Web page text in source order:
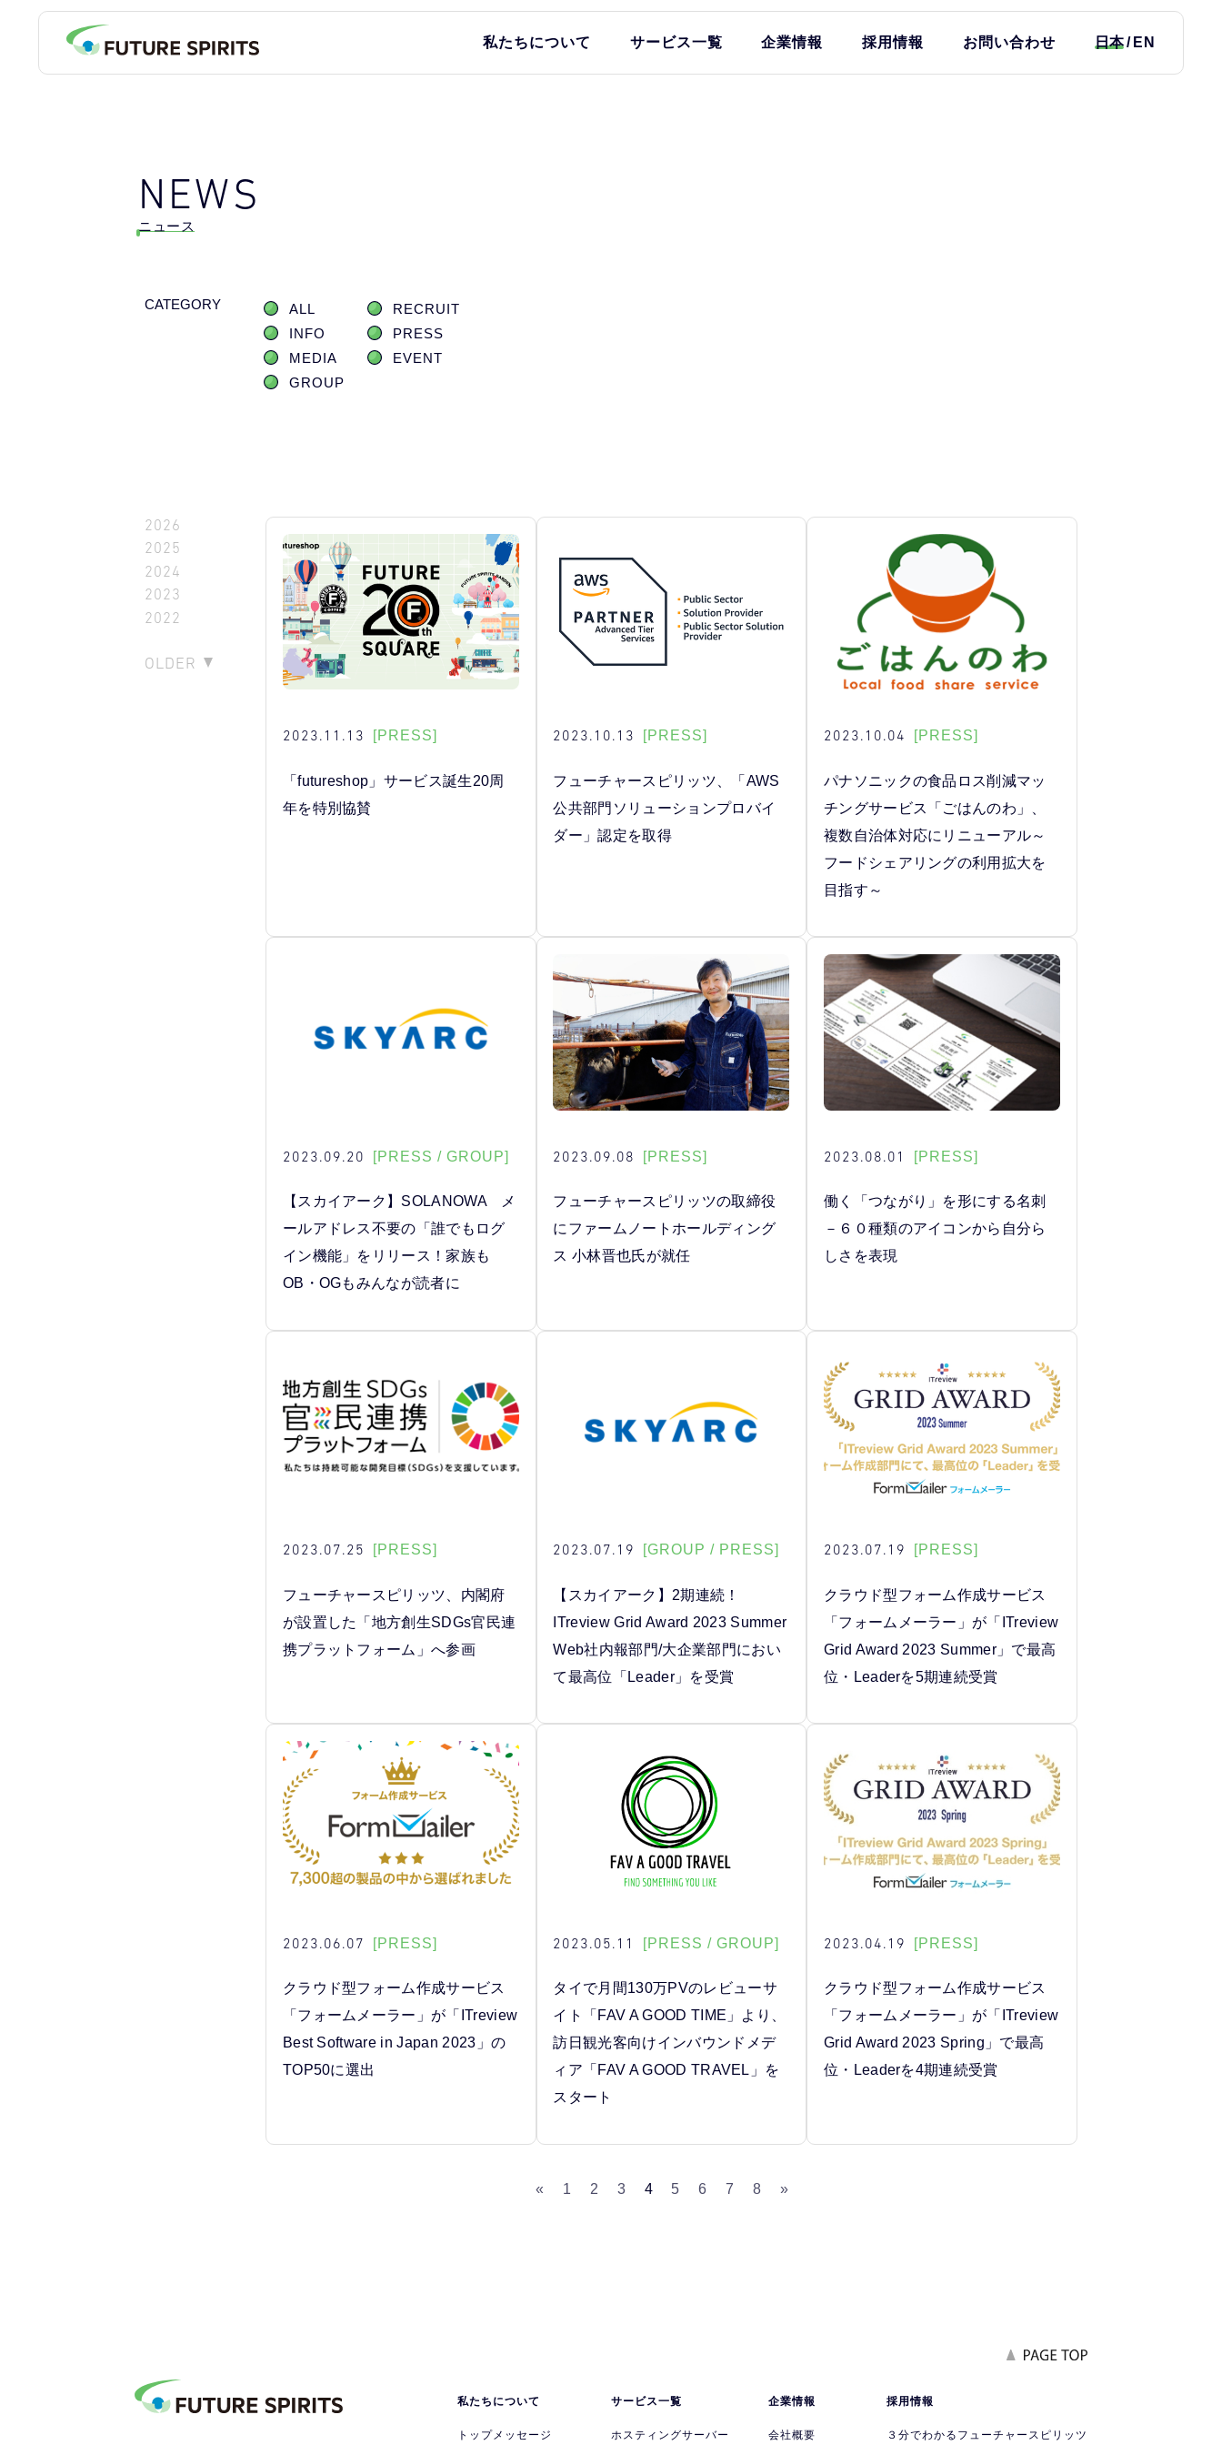
私たちについて サービス一覧 企業情報 採用情報 お問い合わせ 日本 EN
NEWS
ニュース
CATEGORY ALL
RECRUIT
INFO
PRESS
MEDIA
EVENT
GROUP
2026
2025
2024
2023
2022
OLDER
2023.11.13 [PRESS]
「futureshop」サービス誕生20周
年を特別協賛
2023.10.13 [PRESS]
フューチャースピリッツ、「AWS
公共部門ソリューションプロバイ
ダー」認定を取得
2023.10.04 [PRESS]
パナソニックの食品ロス削減マッ
チングサービス「ごはんのわ」、
複数自治体対応にリニューアル～
フードシェアリングの利用拡大を
目指す～
2023.09.20 [PRESS / GROUP]
【スカイアーク】SOLANOWA メ
ールアドレス不要の「誰でもログ
イン機能」をリリース！家族も
OB・OGもみんなが読者に
2023.09.08 [PRESS]
フューチャースピリッツの取締役
にファームノートホールディング
ス 小林晋也氏が就任
2023.08.01 [PRESS]
働く「つながり」を形にする名刺
－６０種類のアイコンから自分ら
しさを表現
2023.07.25 [PRESS]
フューチャースピリッツ、内閣府
が設置した「地方創生SDGs官民連
携プラットフォーム」へ参画
2023.07.19 [GROUP / PRESS]
【スカイアーク】2期連続！
ITreview Grid Award 2023 Summer
Web社内報部門/大企業部門におい
て最高位「Leader」を受賞
2023.07.19 [PRESS]
クラウド型フォーム作成サービス
「フォームメーラー」が「ITreview
Grid Award 2023 Summer」で最高
位・Leaderを5期連続受賞
2023.06.07 [PRESS]
クラウド型フォーム作成サービス
「フォームメーラー」が「ITreview
Best Software in Japan 2023」の
TOP50に選出
2023.05.11 [PRESS / GROUP]
タイで月間130万PVのレビューサ
イト「FAV A GOOD TIME」より、
訪日観光客向けインバウンドメデ
ィア「FAV A GOOD TRAVEL」を
スタート
2023.04.19 [PRESS]
クラウド型フォーム作成サービス
「フォームメーラー」が「ITreview
Grid Award 2023 Spring」で最高
位・Leaderを4期連続受賞
« 1 2 3 4 5 6 7 8 »
私たちについて
トップメッセージ
サービス一覧
ホスティングサーバー
企業情報
会社概要
採用情報
３分でわかるフューチャースピリッツ